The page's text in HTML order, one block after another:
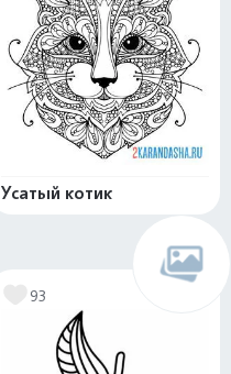
Усатый котик
93